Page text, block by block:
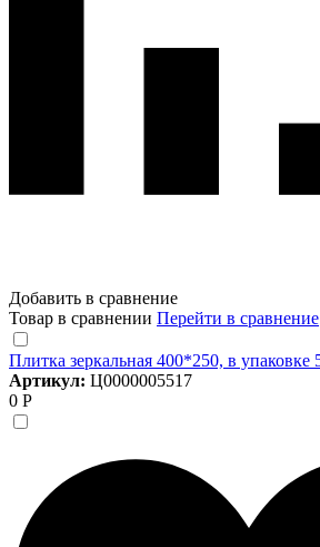
Добавить в сравнение
Товар в сравнении Перейти в сравнение
Плитка зеркальная 400*250, в упаковке
Артикул: Ц0000005517
0 Р